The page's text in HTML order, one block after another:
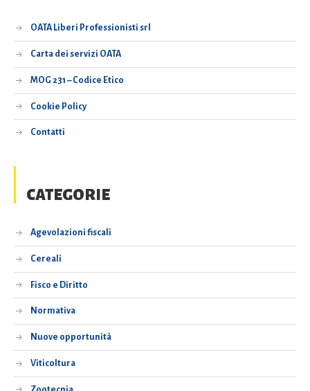
OATA Liberi Professionisti srl
Carta dei servizi OATA
MOG 231 – Codice Etico
Cookie Policy
Contatti
CATEGORIE
Agevolazioni fiscali
Cereali
Fisco e Diritto
Normativa
Nuove opportunità
Viticoltura